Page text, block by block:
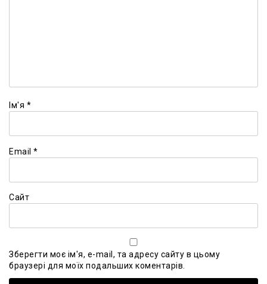
Ім'я *
Email *
Сайт
Зберегти моє ім'я, e-mail, та адресу сайту в цьому
браузері для моїх подальших коментарів.